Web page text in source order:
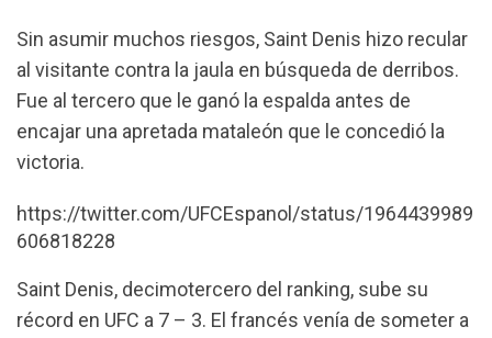
Sin asumir muchos riesgos, Saint Denis hizo recular
al visitante contra la jaula en búsqueda de derribos.
Fue al tercero que le ganó la espalda antes de
encajar una apretada mataleón que le concedió la
victoria.
https://twitter.com/UFCEspanol/status/1964439989
606818228
Saint Denis, decimotercero del ranking, sube su
récord en UFC a 7 – 3. El francés venía de someter a